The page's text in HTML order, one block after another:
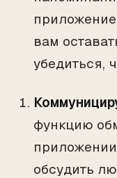
вам
убедиться,
функцию
обсудить